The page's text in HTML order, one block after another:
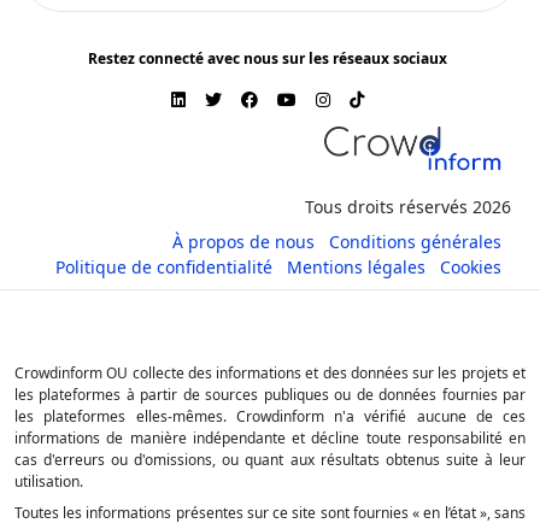
Restez connecté avec nous sur les réseaux sociaux
Tous droits réservés 2026
À propos de nous
Conditions générales
Politique de confidentialité
Mentions légales Cookies
Crowdinform OU collecte des informations et des données sur les projets et
les plateformes à partir de sources publiques ou de données fournies par
les plateformes elles-mêmes. Crowdinform n'a vérifié aucune de ces
informations de manière indépendante et décline toute responsabilité en
cas d'erreurs ou d'omissions, ou quant aux résultats obtenus suite à leur
utilisation.
Toutes les informations présentes sur ce site sont fournies « en l’état », sans